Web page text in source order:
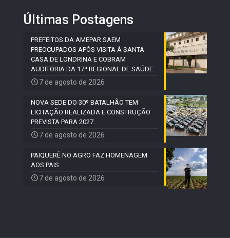
Últimas Postagens
PREFEITOS DA AMEPAR SAEM
PREOCUPADOS APÓS VISITA À SANTA
CASA DE LONDRINA E COBRAM
AUDITORIA DA 17ª REGIONAL DE SAÚDE.
7 de agosto de 2026
NOVA SEDE DO 30º BATALHÃO TEM
LICITAÇÃO REALIZADA E CONSTRUÇÃO
PREVISTA PARA 2027.
7 de agosto de 2026
PAIQUERÊ NO AGRO FAZ HOMENAGEM
AOS PAIS.
7 de agosto de 2026